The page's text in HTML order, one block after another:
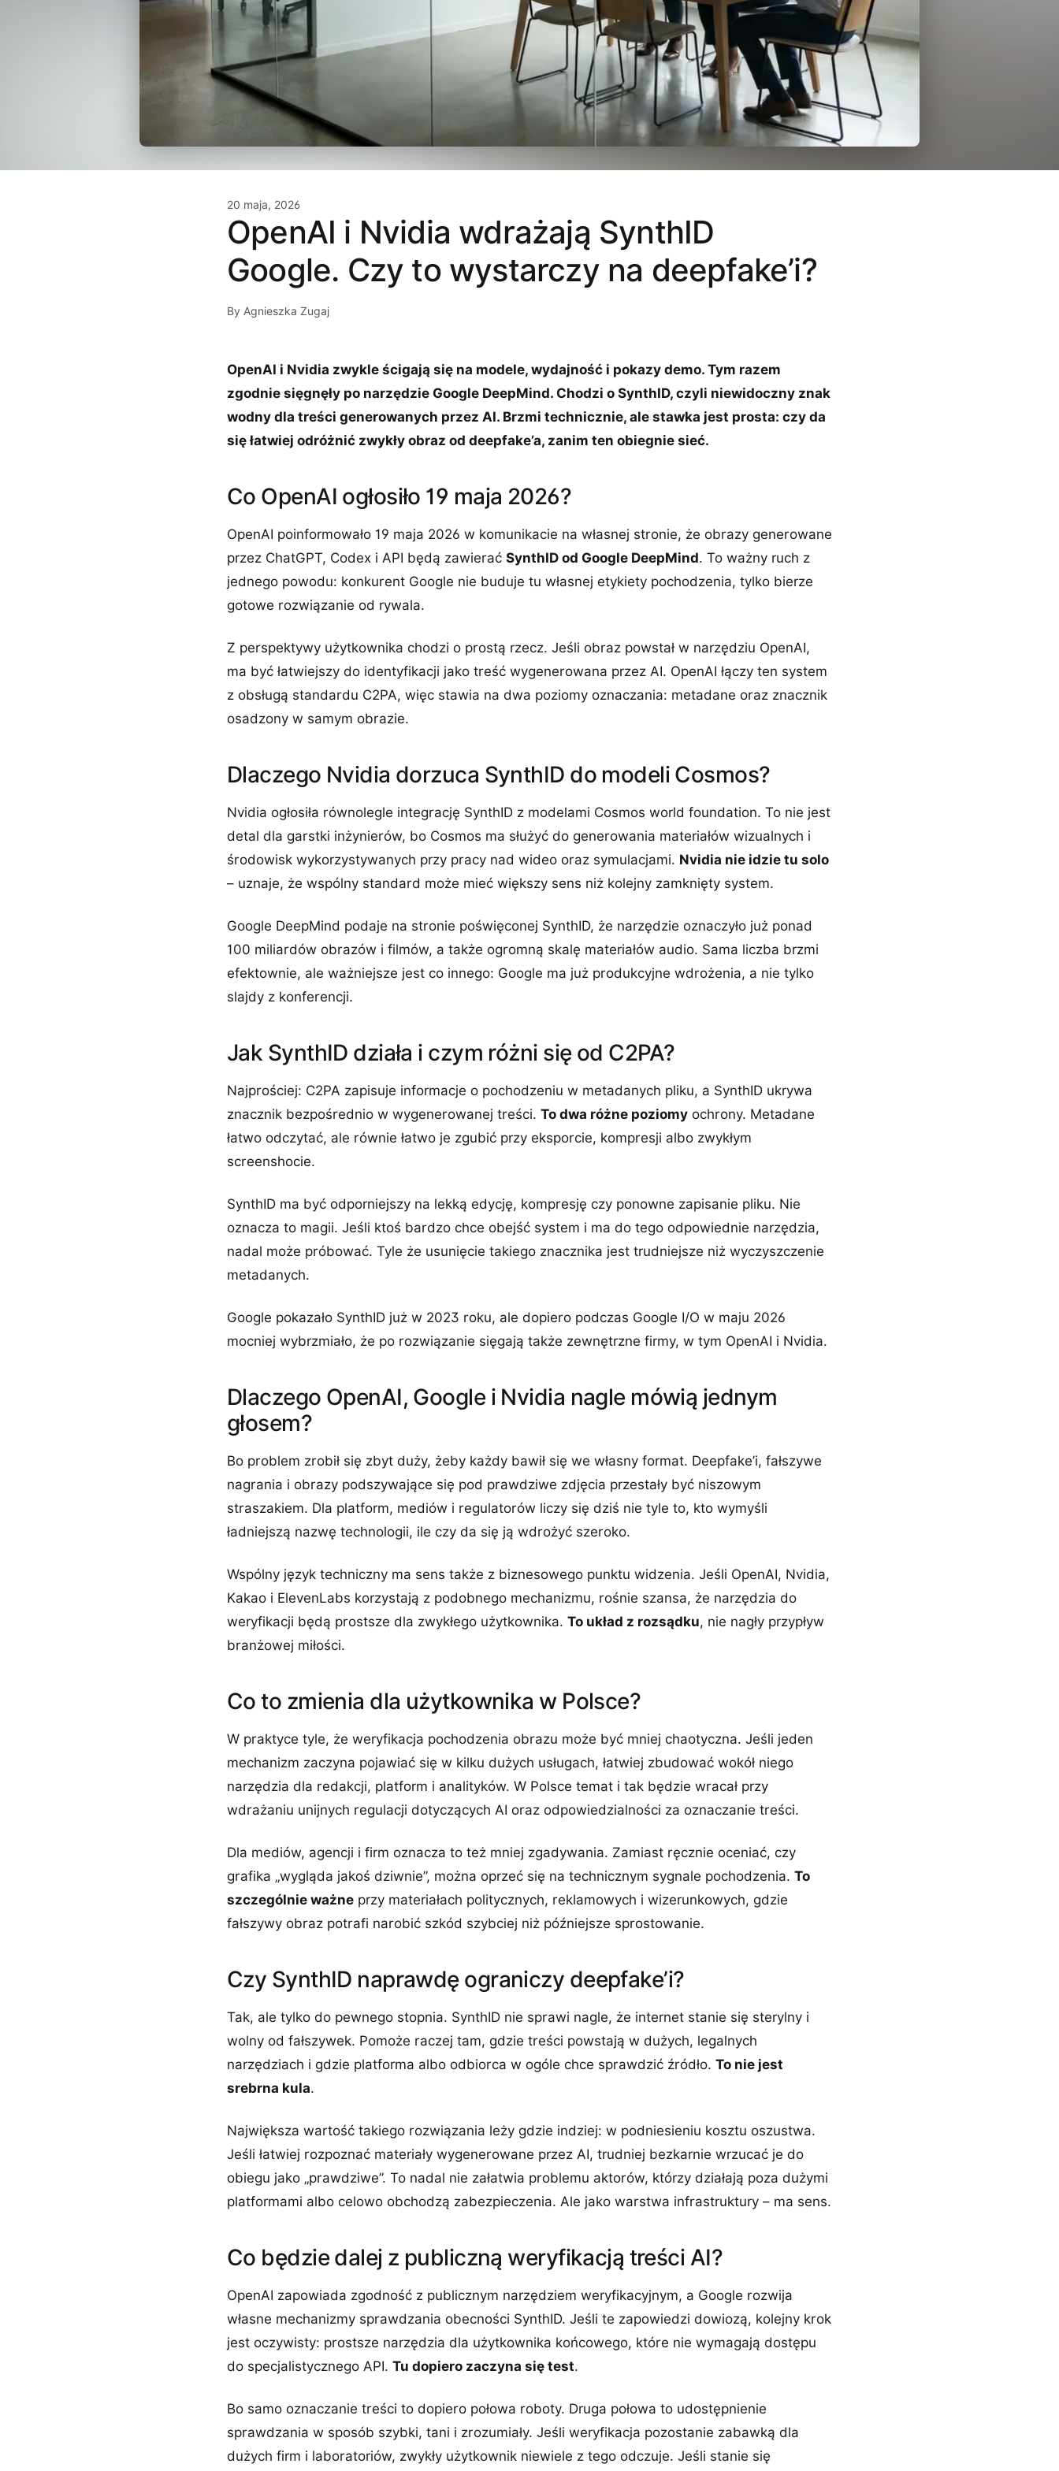
20 maja, 2026
OpenAI i Nvidia wdrażają SynthID
Google. Czy to wystarczy na deepfake’i?
By Agnieszka Zugaj
OpenAI i Nvidia zwykle ścigają się na modele, wydajność i pokazy demo. Tym razem
zgodnie sięgnęły po narzędzie Google DeepMind. Chodzi o SynthID, czyli niewidoczny znak
wodny dla treści generowanych przez AI. Brzmi technicznie, ale stawka jest prosta: czy da
się łatwiej odróżnić zwykły obraz od deepfake’a, zanim ten obiegnie sieć.
Co OpenAI ogłosiło 19 maja 2026?
OpenAI poinformowało 19 maja 2026 w komunikacie na własnej stronie, że obrazy generowane
przez ChatGPT, Codex i API będą zawierać SynthID od Google DeepMind. To ważny ruch z
jednego powodu: konkurent Google nie buduje tu własnej etykiety pochodzenia, tylko bierze
gotowe rozwiązanie od rywala.
Z perspektywy użytkownika chodzi o prostą rzecz. Jeśli obraz powstał w narzędziu OpenAI,
ma być łatwiejszy do identyfikacji jako treść wygenerowana przez AI. OpenAI łączy ten system
z obsługą standardu C2PA, więc stawia na dwa poziomy oznaczania: metadane oraz znacznik
osadzony w samym obrazie.
Dlaczego Nvidia dorzuca SynthID do modeli Cosmos?
Nvidia ogłosiła równolegle integrację SynthID z modelami Cosmos world foundation. To nie jest
detal dla garstki inżynierów, bo Cosmos ma służyć do generowania materiałów wizualnych i
środowisk wykorzystywanych przy pracy nad wideo oraz symulacjami. Nvidia nie idzie tu solo
– uznaje, że wspólny standard może mieć większy sens niż kolejny zamknięty system.
Google DeepMind podaje na stronie poświęconej SynthID, że narzędzie oznaczyło już ponad
100 miliardów obrazów i filmów, a także ogromną skalę materiałów audio. Sama liczba brzmi
efektownie, ale ważniejsze jest co innego: Google ma już produkcyjne wdrożenia, a nie tylko
slajdy z konferencji.
Jak SynthID działa i czym różni się od C2PA?
Najprościej: C2PA zapisuje informacje o pochodzeniu w metadanych pliku, a SynthID ukrywa
znacznik bezpośrednio w wygenerowanej treści. To dwa różne poziomy ochrony. Metadane
łatwo odczytać, ale równie łatwo je zgubić przy eksporcie, kompresji albo zwykłym
screenshocie.
SynthID ma być odporniejszy na lekką edycję, kompresję czy ponowne zapisanie pliku. Nie
oznacza to magii. Jeśli ktoś bardzo chce obejść system i ma do tego odpowiednie narzędzia,
nadal może próbować. Tyle że usunięcie takiego znacznika jest trudniejsze niż wyczyszczenie
metadanych.
Google pokazało SynthID już w 2023 roku, ale dopiero podczas Google I/O w maju 2026
mocniej wybrzmiało, że po rozwiązanie sięgają także zewnętrzne firmy, w tym OpenAI i Nvidia.
Dlaczego OpenAI, Google i Nvidia nagle mówią jednym
głosem?
Bo problem zrobił się zbyt duży, żeby każdy bawił się we własny format. Deepfake’i, fałszywe
nagrania i obrazy podszywające się pod prawdziwe zdjęcia przestały być niszowym
straszakiem. Dla platform, mediów i regulatorów liczy się dziś nie tyle to, kto wymyśli
ładniejszą nazwę technologii, ile czy da się ją wdrożyć szeroko.
Wspólny język techniczny ma sens także z biznesowego punktu widzenia. Jeśli OpenAI, Nvidia,
Kakao i ElevenLabs korzystają z podobnego mechanizmu, rośnie szansa, że narzędzia do
weryfikacji będą prostsze dla zwykłego użytkownika. To układ z rozsądku, nie nagły przypływ
branżowej miłości.
Co to zmienia dla użytkownika w Polsce?
W praktyce tyle, że weryfikacja pochodzenia obrazu może być mniej chaotyczna. Jeśli jeden
mechanizm zaczyna pojawiać się w kilku dużych usługach, łatwiej zbudować wokół niego
narzędzia dla redakcji, platform i analityków. W Polsce temat i tak będzie wracał przy
wdrażaniu unijnych regulacji dotyczących AI oraz odpowiedzialności za oznaczanie treści.
Dla mediów, agencji i firm oznacza to też mniej zgadywania. Zamiast ręcznie oceniać, czy
grafika „wygląda jakoś dziwnie”, można oprzeć się na technicznym sygnale pochodzenia. To
szczególnie ważne przy materiałach politycznych, reklamowych i wizerunkowych, gdzie
fałszywy obraz potrafi narobić szkód szybciej niż późniejsze sprostowanie.
Czy SynthID naprawdę ograniczy deepfake’i?
Tak, ale tylko do pewnego stopnia. SynthID nie sprawi nagle, że internet stanie się sterylny i
wolny od fałszywek. Pomoże raczej tam, gdzie treści powstają w dużych, legalnych
narzędziach i gdzie platforma albo odbiorca w ogóle chce sprawdzić źródło. To nie jest
srebrna kula.
Największa wartość takiego rozwiązania leży gdzie indziej: w podniesieniu kosztu oszustwa.
Jeśli łatwiej rozpoznać materiały wygenerowane przez AI, trudniej bezkarnie wrzucać je do
obiegu jako „prawdziwe”. To nadal nie załatwia problemu aktorów, którzy działają poza dużymi
platformami albo celowo obchodzą zabezpieczenia. Ale jako warstwa infrastruktury – ma sens.
Co będzie dalej z publiczną weryfikacją treści AI?
OpenAI zapowiada zgodność z publicznym narzędziem weryfikacyjnym, a Google rozwija
własne mechanizmy sprawdzania obecności SynthID. Jeśli te zapowiedzi dowiozą, kolejny krok
jest oczywisty: prostsze narzędzia dla użytkownika końcowego, które nie wymagają dostępu
do specjalistycznego API. Tu dopiero zaczyna się test.
Bo samo oznaczanie treści to dopiero połowa roboty. Druga połowa to udostępnienie
sprawdzania w sposób szybki, tani i zrozumiały. Jeśli weryfikacja pozostanie zabawką dla
dużych firm i laboratoriów, zwykły użytkownik niewiele z tego odczuje. Jeśli stanie się